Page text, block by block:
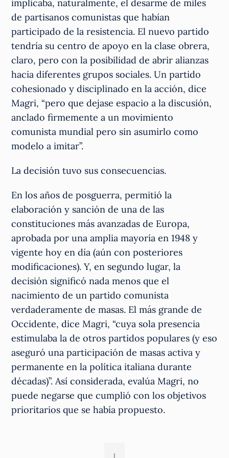
implicaba, naturalmente, el desarme de miles
de partisanos comunistas que habían
participado de la resistencia. El nuevo partido
tendría su centro de apoyo en la clase obrera,
claro, pero con la posibilidad de abrir alianzas
hacia diferentes grupos sociales. Un partido
cohesionado y disciplinado en la acción, dice
Magri, “pero que dejase espacio a la discusión,
anclado firmemente a un movimiento
comunista mundial pero sin asumirlo como
modelo a imitar”.
La decisión tuvo sus consecuencias.
En los años de posguerra, permitió la
elaboración y sanción de una de las
constituciones más avanzadas de Europa,
aprobada por una amplia mayoría en 1948 y
vigente hoy en día (aún con posteriores
modificaciones). Y, en segundo lugar, la
decisión significó nada menos que el
nacimiento de un partido comunista
verdaderamente de masas. El más grande de
Occidente, dice Magri, “cuya sola presencia
estimulaba la de otros partidos populares (y eso
aseguró una participación de masas activa y
permanente en la política italiana durante
décadas)”. Así considerada, evalúa Magri, no
puede negarse que cumplió con los objetivos
prioritarios que se había propuesto.
I